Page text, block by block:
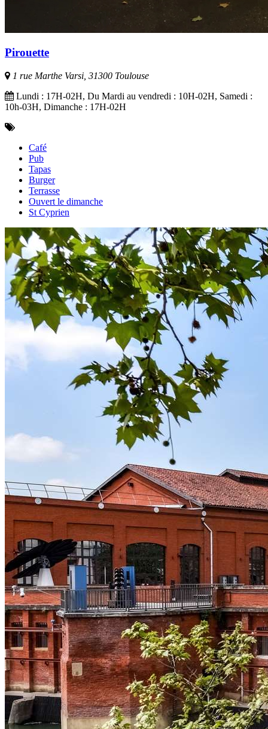
Pirouette
1 rue Marthe Varsi, 31300 Toulouse
Lundi : 17H-02H, Du Mardi au vendredi : 10H-02H, Samedi :
10h-03H, Dimanche : 17H-02H
Café
Pub
Tapas
Burger
Terrasse
Ouvert le dimanche
St Cyprien